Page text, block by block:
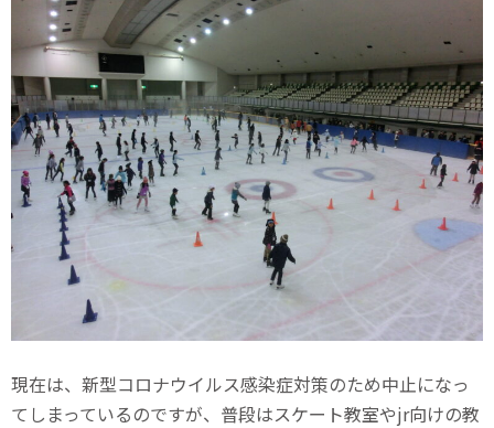
現在は、新型コロナウイルス感染症対策のため中止になっ
てしまっているのですが、普段はスケート教室やjr向けの教